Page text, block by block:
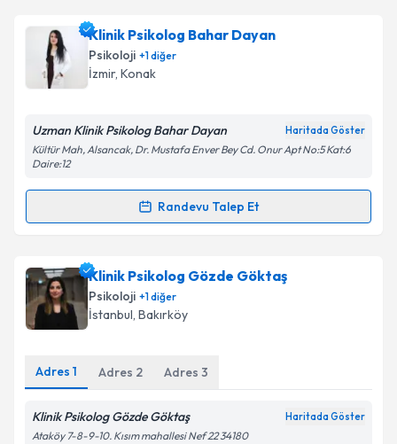
Klinik Psikolog Bahar Dayan
Psikoloji diğer
İzmir, Konak
Uzman Klinik Psikolog Bahar Dayan
Kültür Mah, Alsancak, Dr. Mustafa Enver Bey Cd. Onur Apt No:5 Kat:6
Randevu Talep Et
Randevu Takvimi Talebi
Klinik Psikolog Bahar Dayan için randevu takvimi
talebi oluşturun. Size bu uzmandan randevu almanız
için bir takvim hazırlandığında e-posta ile
E-posta Adresiniz
Klinik Psikolog Gözde Göktaş
Psikoloji diğer
İstanbul, Bakırköy
Adres 1 Adres 2 Adres 3
Klinik Psikolog Gözde Göktaş